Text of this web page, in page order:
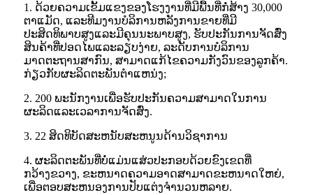
1. ດ້ວຍຄວາມເຂັ້ມແຂງຂອງໂຮງງານທີ່ມີພື້ນທີ່ກໍ່ສ້າງ 30,000
ຕາແມັດ, ແລະທີມງານບໍລິການຫລັງການຂາຍທີ່ມີ
ປະສິດທິພາບສູງແລະມີຄຸນນະພາບສູງ, ຮັບປະກັນການຈັດສົ່ງ
ສິນຄ້າທີ່ປອດໄພແລະລຽບງ່າຍ, ລະດັບການບໍລິການ
ມາດຕະຖານສາກົນ, ສາມາດແກ້ໄຂຄວາມກັງວົນຂອງລູກຄ້າ.
ກ່ຽວກັບຜະລິດຕະພັນຕໍາແຫນ່ງ;
2. 200 ພະນັກງານເພື່ອຮັບປະກັນຄວາມສາມາດໃນການ
ຜະລິດແລະເວລາການຈັດສົ່ງ.
3. 22 ສິດທິບັດສະຫນັບສະຫນູນດ້ານວິຊາການ
4. ຜະລິດຕະພັນທີ່ບໍ່ແມ່ນແສ່ວປະກອບດ້ວຍຂົງເຂດທີ່
ກວ້າງຂວາງ, ຂະຫນາດຄວາມອາດສາມາດຂະຫນາດໃຫຍ່,
ເພື່ອຕອບສະຫນອງການປັບແຕ່ງຈໍານວນຫລາຍ.